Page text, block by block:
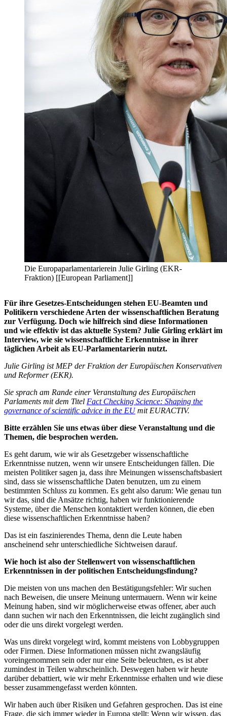
Die Europaparlamentarierein Julie Girling (EKR-
Fraktion) [[European Parliament]]
Für ihre Gesetzes-Entscheidungen stehen EU-Beamten und
Politikern verschiedene Arten der wissenschaftlichen Beratung
zur Verfügung. Doch wie hilfreich sind diese Informationen
und wie effektiv ist das aktuelle System? Julie Girling erklärt im
Interview, wie sie wissenschaftliche Erkenntnisse in ihrer
täglichen Arbeit als EU-Parlamentarierin nutzt.
Julie Girling ist MEP der Fraktion der Europäischen Konservativen
und Reformer (EKR).
Sie sprach am Rande einer Veranstaltung des Europäischen
Parlaments mit dem Titel Fact Checking Science: Shaping the
governance of scientific advice in the EUmit EURACTIV.
Bitte erzählen Sie uns etwas über diese Veranstaltung und die
Themen, die besprochen werden.
Es geht darum, wie wir als Gesetzgeber wissenschaftliche
Erkenntnisse nutzen, wenn wir unsere Entscheidungen fällen. Die
meisten Politiker sagen ja, dass ihre Meinungen wissenschaftsbasiert
sind, dass sie wissenschaftliche Daten benutzen, um zu einem
bestimmten Schluss zu kommen. Es geht also darum: Wie genau tun
wir das, sind die Ansätze richtig, haben wir funktionierende
Systeme, über die Menschen kontaktiert werden können, die eben
diese wissenschaftlichen Erkenntnisse haben?
Das ist ein faszinierendes Thema, denn die Leute haben
anscheinend sehr unterschiedliche Sichtweisen darauf.
Wie hoch ist also der Stellenwert von wissenschaftlichen
Erkenntnissen in der politischen Entscheidungsfindung?
Die meisten von uns machen den Bestätigungsfehler: Wir suchen
nach Beweisen, die unsere Meinung untermauern. Wenn wir keine
Meinung haben, sind wir möglicherweise etwas offener, aber auch
dann suchen wir nach den Erkenntnissen, die leicht zugänglich sind
oder die uns direkt vorgelegt werden.
Was uns direkt vorgelegt wird, kommt meistens von Lobbygruppen
oder Firmen. Diese Informationen müssen nicht zwangsläufig
voreingenommen sein oder nur eine Seite beleuchten, es ist aber
zumindest in Teilen wahrscheinlich. Deswegen haben wir heute
darüber debattiert, wie wir mehr Erkenntnisse erhalten und wie diese
besser zusammengefasst werden könnten.
Wir haben auch über Risiken und Gefahren gesprochen. Das ist eine
Frage, die sich immer wieder in Europa stellt: Wenn wir wissen, das